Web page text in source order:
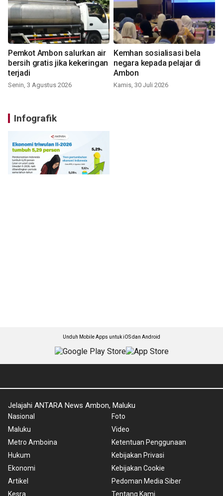
Pemkot Ambon salurkan air
bersih gratis jika kekeringan
terjadi
Senin, 3 Agustus 2026
Kemhan sosialisasi bela
negara kepada pelajar di
Ambon
Kamis, 30 Juli 2026
Infografik
Unduh Mobile Apps untuk iOS dan Android
Jelajahi ANTARA News Ambon, Maluku
Nasional
Maluku
Metro Amboina
Hukum
Ekonomi
Artikel
Kesra
Foto
Video
Ketentuan Penggunaan
Kebijakan Privasi
Kebijakan Cookie
Pedoman Media Siber
Tentang Kami